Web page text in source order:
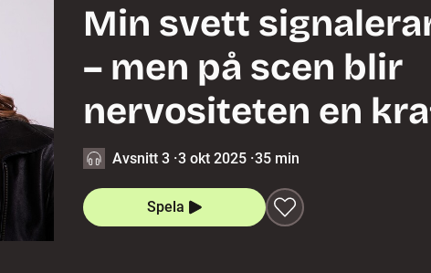
Min svett
– men på scen blir
nervositeten en
Avsnitt 3 ·3 okt 2025 ·35 min
Spela